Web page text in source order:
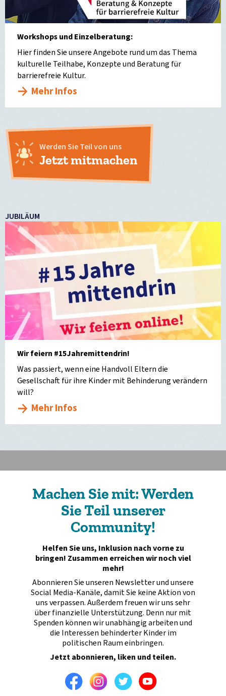
Workshops und Einzelberatung:
Hier finden Sie unsere Angebote rund um das Thema
kulturelle Teilhabe, Konzepte und Beratung für
barrierefreie Kultur.
Mehr Infos
Werden Sie Teil von uns
Jetzt mitmachen
JUBILÄUM
Wir feiern #15Jahremittendrin!
Was passiert, wenn eine Handvoll Eltern die
Gesellschaft für ihre Kinder mit Behinderung verändern
will?
Mehr Infos
Machen Sie mit: Werden
Sie Teil unserer
Community!
Helfen Sie uns, Inklusion nach vorne zu
bringen! Zusammen erreichen wir noch viel
mehr!
Abonnieren Sie unseren Newsletter und unsere
Social Media-Kanäle, damit Sie keine Aktion von
uns verpassen. Außerdem freuen wir uns sehr
über finanzielle Unterstützung. Denn nur mit
Spenden können wir unabhängig arbeiten und
die Interessen behinderter Kinder im
politischen Raum einbringen.
Jetzt abonnieren, liken und teilen.
FacebookInstagramTwitterYoutube